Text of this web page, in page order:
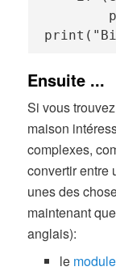
Ensuite ...
Si vous
maison
complexes,
convertir entre
unes des
maintenant
anglais):
le